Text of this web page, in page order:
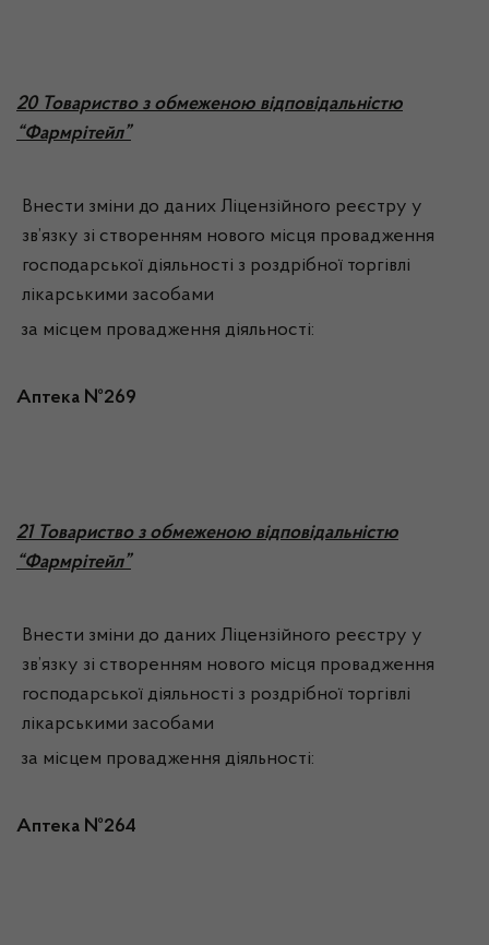
20 Товариство з обмеженою відповідальністю
“Фармрітейл”
Внести зміни до даних Ліцензійного реєстру у
зв’язку зі створенням нового місця провадження
господарської діяльності з роздрібної торгівлі
лікарськими засобами
за місцем провадження діяльності:
Аптека №269
21 Товариство з обмеженою відповідальністю
“Фармрітейл”
Внести зміни до даних Ліцензійного реєстру у
зв’язку зі створенням нового місця провадження
господарської діяльності з роздрібної торгівлі
лікарськими засобами
за місцем провадження діяльності:
Аптека №264